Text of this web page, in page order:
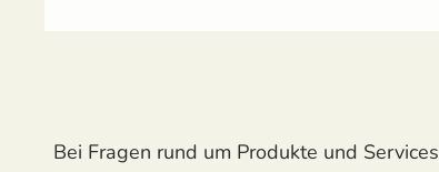
Bei Fragen rund um Produkte und Services